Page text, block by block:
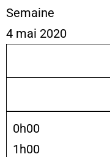
Semaine
4 mai 2020
0h00
1h00